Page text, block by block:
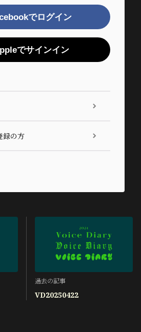
でログイン
でサインイン
の方
過去の記事
VD20250422